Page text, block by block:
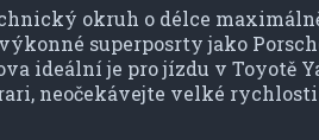
okruh o délce
superposrty jako
ideální je pro jízdu v Toyotě
neočekávejte velké